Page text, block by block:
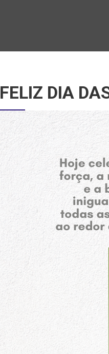
FELIZ DIA